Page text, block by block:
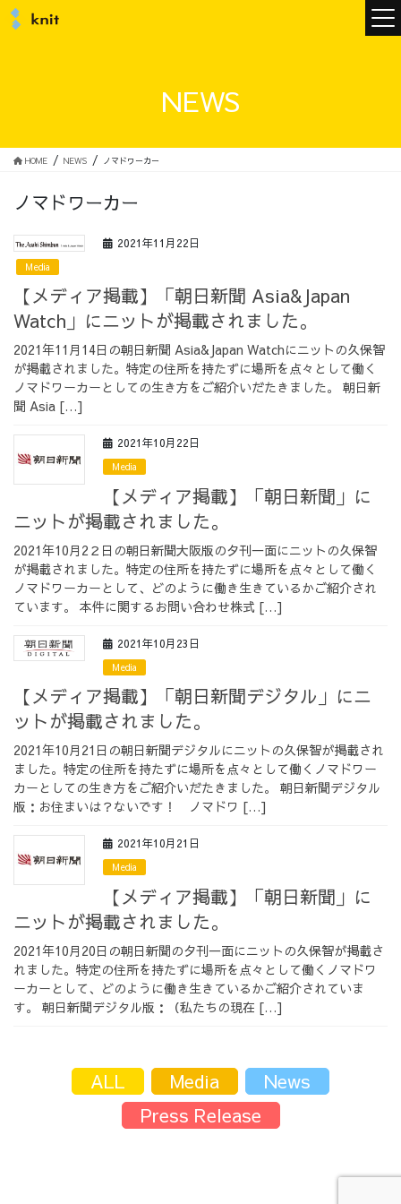
メンバー
サービス
採用情報トップ
お問い合わせ
NEWS
HOME NEWS ノマドワーカー
ノマドワーカー
2021年11月22日
Media
【メディア掲載】「朝日新聞 Asia&Japan
Watch」にニットが掲載されました。
2021年11月14日の朝日新聞 Asia&Japan Watchにニットの久保智
が掲載されました。特定の住所を持たずに場所を点々として働く
ノマドワーカーとしての生き方をご紹介いだたきました。 朝日新
聞 Asia […]
2021年10月22日
Media
【メディア掲載】「朝日新聞」に
ニットが掲載されました。
2021年10月2２日の朝日新聞大阪版の夕刊一面にニットの久保智
が掲載されました。特定の住所を持たずに場所を点々として働く
ノマドワーカーとして、どのように働き生きているかご紹介され
ています。 本件に関するお問い合わせ株式 […]
2021年10月23日
Media
【メディア掲載】「朝日新聞デジタル」にニ
ットが掲載されました。
2021年10月21日の朝日新聞デジタルにニットの久保智が掲載され
ました。特定の住所を持たずに場所を点々として働くノマドワー
カーとしての生き方をご紹介いだたきました。 朝日新聞デジタル
版：お住まいは？ないです！ ノマドワ […]
2021年10月21日
Media
【メディア掲載】「朝日新聞」に
ニットが掲載されました。
2021年10月20日の朝日新聞の夕刊一面にニットの久保智が掲載さ
れました。特定の住所を持たずに場所を点々として働くノマドワ
ーカーとして、どのように働き生きているかご紹介されていま
す。 朝日新聞デジタル版：（私たちの現在 […]
ALL Media
News
Press Release